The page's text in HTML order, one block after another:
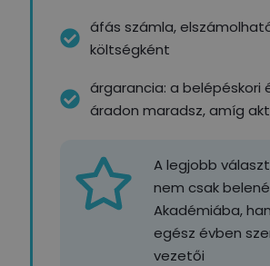
áfás számla,
költségként
árgarancia: a belépéskori
áradon maradsz, amíg
A legjobb
nem csak
Akadémiába,
egész évben
vezetői